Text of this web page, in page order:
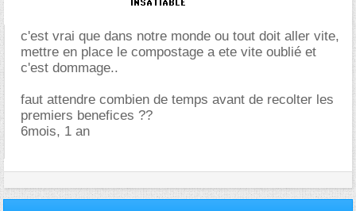
c'est vrai que dans notre monde ou tout doit aller vite,
mettre en place le compostage a ete vite oublié et
c'est dommage..
faut attendre combien de temps avant de recolter les
premiers benefices ??
6mois, 1 an